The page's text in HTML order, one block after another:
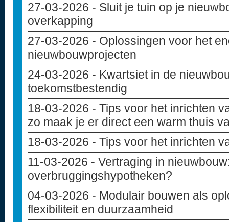
27-03-2026 - Sluit je tuin op je
overkapping
27-03-2026 - Oplossingen voor het
nieuwbouwprojecten
24-03-2026 - Kwartsiet in de
toekomstbestendig
18-03-2026 - Tips voor het inrichten
zo maak je er direct een warm thuis
18-03-2026 - Tips voor het inrichten
11-03-2026 - Vertraging in
overbruggingshypotheken?
04-03-2026 - Modulair bouwen als
flexibiliteit en duurzaamheid